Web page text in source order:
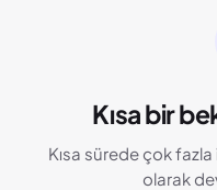
Kısa bir
Kısa sürede çok
olarak